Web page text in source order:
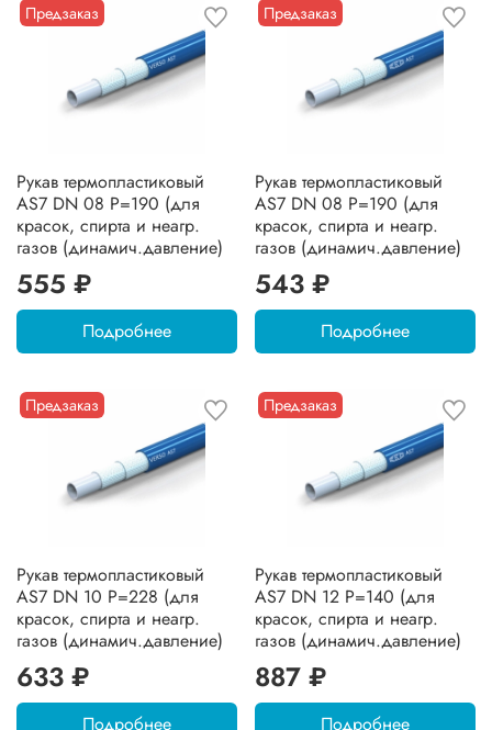
Предзаказ
Рукав термопластиковый
AS7 DN 08 P=190 (для
красок, спирта и неагр.
газов (динамич.давление)
555 ₽
Подробнее
Предзаказ
Рукав термопластиковый
AS7 DN 08 P=190 (для
красок, спирта и неагр.
газов (динамич.давление)
543 ₽
Подробнее
Предзаказ
Рукав термопластиковый
AS7 DN 10 P=228 (для
красок, спирта и неагр.
газов (динамич.давление)
633 ₽
Подробнее
Предзаказ
Рукав термопластиковый
AS7 DN 12 P=140 (для
красок, спирта и неагр.
газов (динамич.давление)
887 ₽
Подробнее